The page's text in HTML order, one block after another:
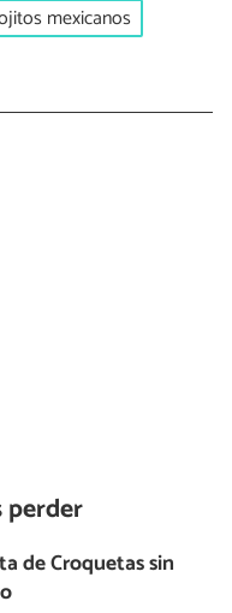
mexicanos
perder
de Croquetas sin